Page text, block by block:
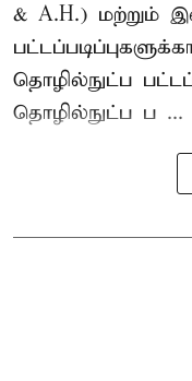
& A.H.) மற்றும்
தொழில்நுட்ப
தொழில்நுட்ப ப ...